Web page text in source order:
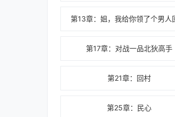
第13章：姐，我给你领了个男人
第17章：对战一品北狄高手
第21章：回村
第25章：民心